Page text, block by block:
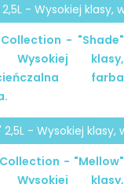
- Wysokiej
- "Shade"
klasy,
farba
- Wysokiej
- "Mellow"
klasy,